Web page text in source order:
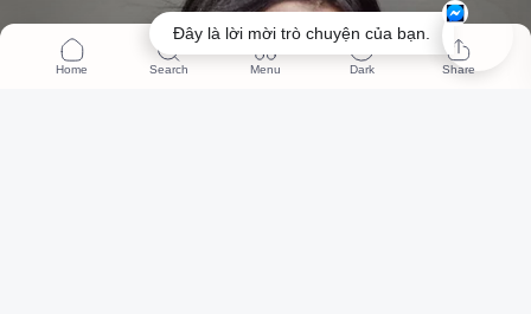
Đây là lời mời trò chuyện của bạn.